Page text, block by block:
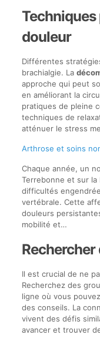
douleur
Différentes
brachialgie. La
approche qui peut
en améliorant la
pratiques de pleine
techniques de
atténuer le stress
Arthrose et soins
Chaque année, un
Terrebonne et sur
difficultés
vertébrale. Cette
douleurs
mobilité et…
Il est crucial de ne
Recherchez des
ligne où vous
des conseils. La
vivent des défis
avancer et trouver